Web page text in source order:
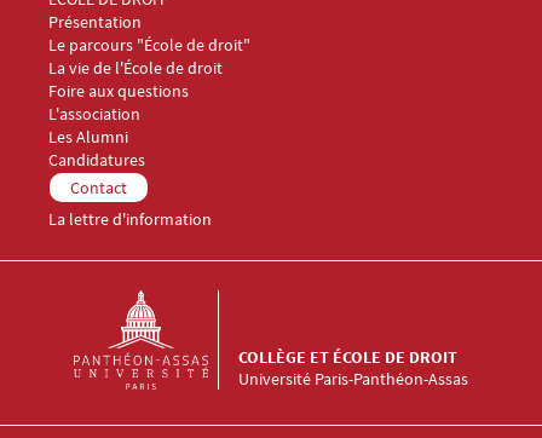
Présentation
Le parcours "École de droit"
La vie de l'École de droit
Foire aux questions
Menu Footer Collège et École de droit 3
L'association
Les Alumni
Menu Footer Collège et École de droit 4
Candidatures
Menu Footer Collège et École de droit 5
Contact
La lettre d'information
Université Paris-Panthéon-Assas
COLLÈGE ET ÉCOLE DE DROIT